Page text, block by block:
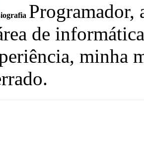
Programador,
de
minha